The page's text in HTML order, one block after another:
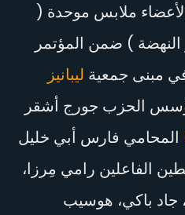
ملابس موحدة (
) ضمن المؤتمر
ليبانيز
الحزب جورج أشقر
المحامي فارس أبي خليل
الفاعلين رامي مِرزا،
جاد باكي، هوسيب